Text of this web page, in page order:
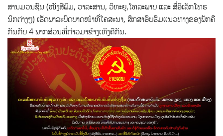
ສານມວນຊົນ (ໜັງສືພິມ, ວາລະສານ, ວິທະຍຸ,ໂທລະພາບ ແລະ ສື່ອິເລັກໂທຣ
ນິກຕ່າງໆ) ເຮັດພາລະບົດບາດໜ້າທີ່ໂຄສະນາ, ສຶກສາອົບຮົມແນວທາງຂອງພັກຄື
ກັນກັບ 4 ພາກສ່ວນທີ່ກ່າວມາຂ້າງເທິງຄືກັນ.